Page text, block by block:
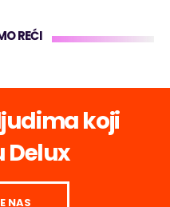
REĆI
koji
Delux
NAS